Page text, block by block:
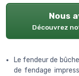
Nous
Découvrez
Le fendeur de
de fendage